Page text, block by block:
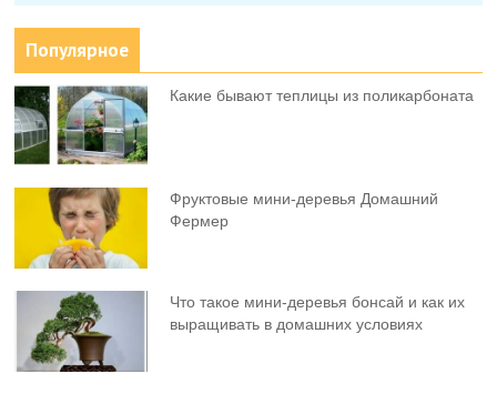
Популярное
Какие бывают теплицы из поликарбоната
Фруктовыe мини-деревья Домашний
Фермер
Что такое мини-деревья бонсай и как их
выращивать в домашних условиях